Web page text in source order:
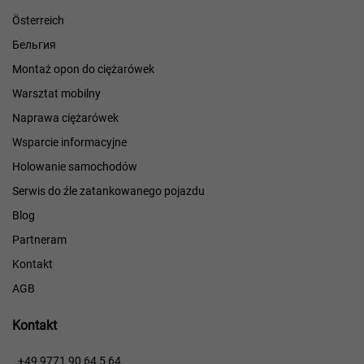
Österreich
Бельгия
Montaż opon do ciężarówek
Warsztat mobilny
Naprawa ciężarówek
Wsparcie informacyjne
Holowanie samochodów
Serwis do źle zatankowanego pojazdu
Blog
Partneram
Kontakt
AGB
Kontakt
+49 9771 90 64 5 64